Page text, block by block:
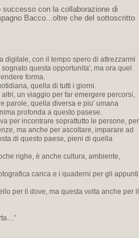
successo con la collaborazione di
Bacco...oltre che del sottoscritto
digitale, con il tempo spero di attrezzarmi
questa opportunita', ma ora quel
forma.
quella di tutti i giorni.
un viaggio per far emergere percorsi,
parole, quella diversa e piu' umana
profonda a questo pasese.
per incontrare soprattutto le persone, per
ma anche per ascoltare, imparare ad
di questo paese, pieni di quella
righe, è anche cultura, ambiente,
carica e i quaderni per gli appunti
per il dove, ma questa volta anche per il